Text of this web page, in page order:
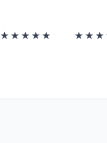
★★★★★